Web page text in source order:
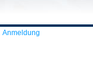
Anmeldung